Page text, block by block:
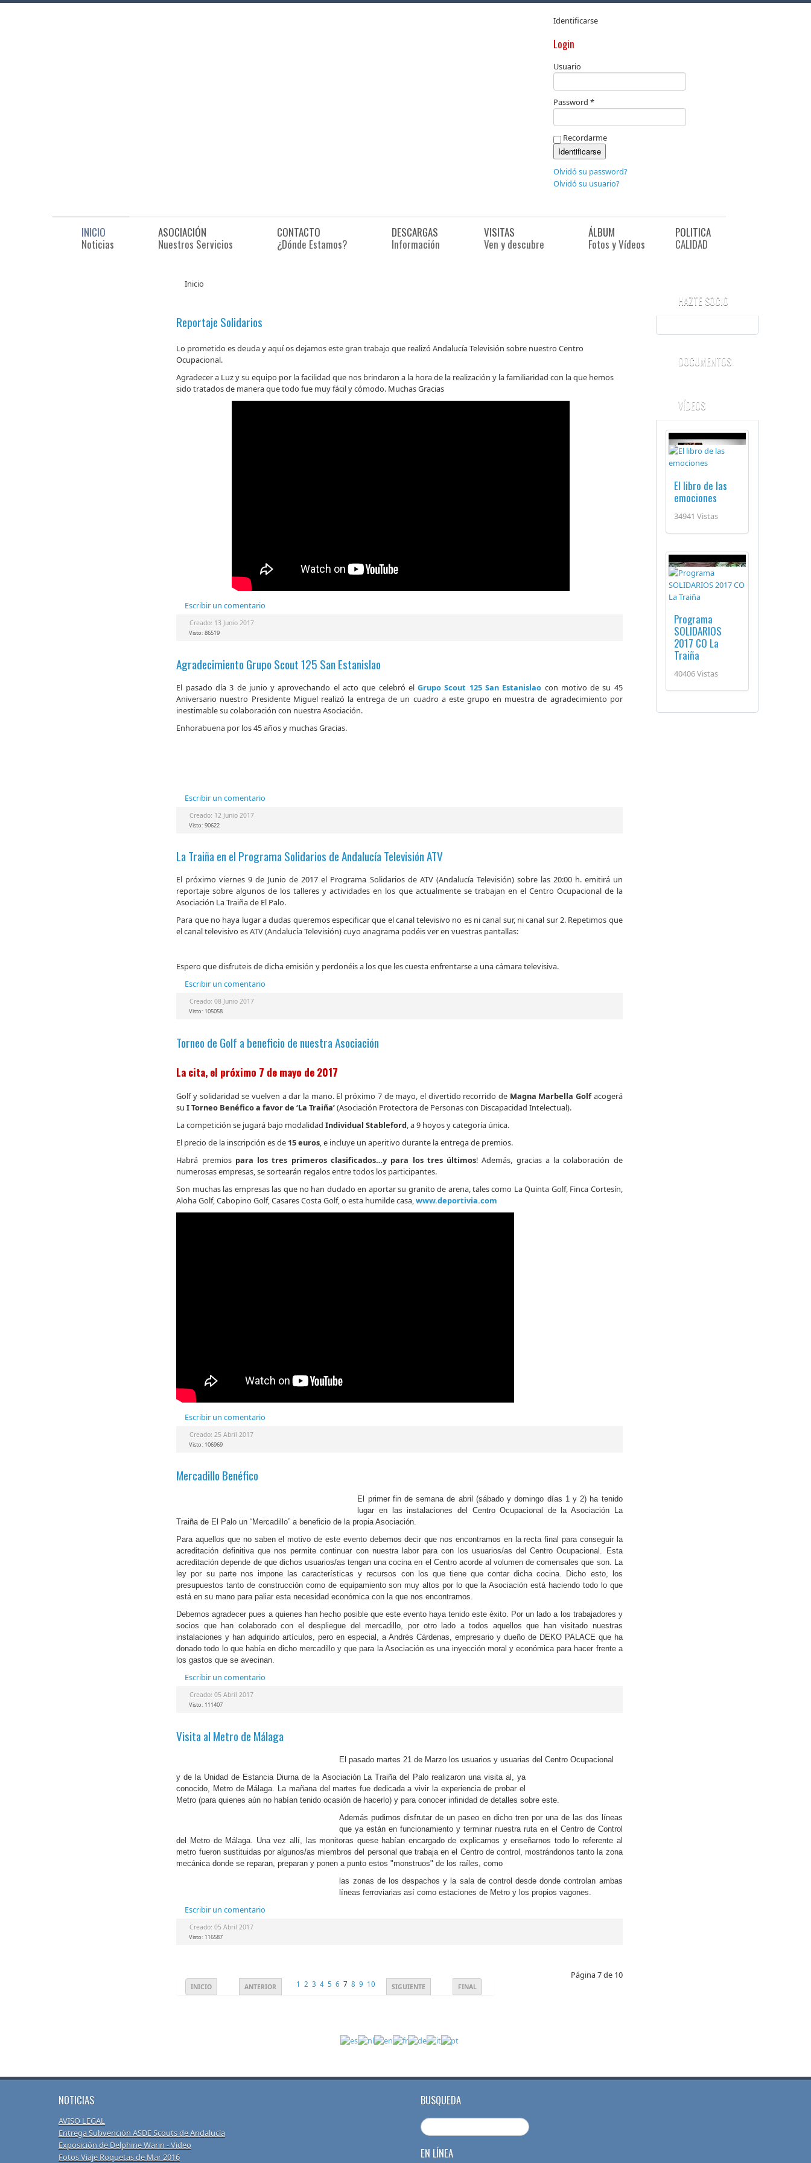
Identificarse
Login
Usuario
Password *
Recordarme
Olvidó su password?
Olvidó su usuario?
INICIO
Noticias
ASOCIACIÓN
Nuestros Servicios
CONTACTO
¿Dónde Estamos?
DESCARGAS
Información
VISITAS
Ven y descubre
ÁLBUM
Fotos y Vídeos
POLITICA
CALIDAD
Inicio
Reportaje Solidarios
Lo prometido es deuda y aquí os dejamos este gran trabajo que realizó Andalucía Televisión sobre nuestro Centro
Ocupacional.
Agradecer a Luz y su equipo por la facilidad que nos brindaron a la hora de la realización y la familiaridad con la que hemos
sido tratados de manera que todo fue muy fácil y cómodo. Muchas Gracias
Escribir un comentario
Creado: 13 Junio 2017
Visto: 86519
Agradecimiento Grupo Scout 125 San Estanislao
El pasado día 3 de junio y aprovechando el acto que celebró elGrupo Scout 125 San Estanislao con motivo de su 45
Aniversario nuestro Presidente Miguel realizó la entrega de un cuadro a este grupo en muestra de agradecimiento por
inestimable su colaboración con nuestra Asociación.
Enhorabuena por los 45 años y muchas Gracias.
Escribir un comentario
Creado: 12 Junio 2017
Visto: 90622
La Traiña en el Programa Solidarios de Andalucía Televisión ATV
El próximo viernes 9 de Junio de 2017 el Programa Solidarios de ATV (Andalucía Televisión) sobre las 20:00 h. emitirá un
reportaje sobre algunos de los talleres y actividades en los que actualmente se trabajan en el Centro Ocupacional de la
Asociación La Traiña de El Palo.
Para que no haya lugar a dudas queremos especificar que el canal televisivo no es ni canal sur, ni canal sur 2. Repetimos que
el canal televisivo es ATV (Andalucía Televisión) cuyo anagrama podéis ver en vuestras pantallas:
Espero que disfruteis de dicha emisión y perdonéis a los que les cuesta enfrentarse a una cámara televisiva.
Escribir un comentario
Creado: 08 Junio 2017
Visto: 105058
Torneo de Golf a beneficio de nuestra Asociación
La cita, el próximo 7 de mayo de 2017
Golf y solidaridad se vuelven a dar la mano. El próximo 7 de mayo, el divertido recorrido de Magna Marbella Golfacogerá
suI Torneo Benéfico a favor de ‘La Traiña’(Asociación Protectora de Personas con Discapacidad Intelectual).
La competición se jugará bajo modalidadIndividual Stableford, a 9 hoyos y categoría única.
El precio de la inscripción es de 15 euros, e incluye un aperitivo durante la entrega de premios.
Habrá premios para los tres primeros clasificados…y para los tres últimos! Además, gracias a la colaboración de
numerosas empresas, se sortearán regalos entre todos los participantes.
Son muchas las empresas las que no han dudado en aportar su granito de arena, tales como La Quinta Golf, Finca Cortesín,
Aloha Golf, Cabopino Golf, Casares Costa Golf, o esta humilde casa,www.deportivia.com
Escribir un comentario
Creado: 25 Abril 2017
Visto: 106969
Mercadillo Benéfico
El primer fin de semana de abril (sábado y domingo días 1 y 2) ha tenido
lugar en las instalaciones del Centro Ocupacional de la Asociación La
Traiña de El Palo un “Mercadillo” a beneficio de la propia Asociación.
Para aquellos que no saben el motivo de este evento debemos decir que nos encontramos en la recta final para conseguir la
acreditación definitiva que nos permite continuar con nuestra labor para con los usuarios/as del Centro Ocupacional. Esta
acreditación depende de que dichos usuarios/as tengan una cocina en el Centro acorde al volumen de comensales que son. La
ley por su parte nos impone las características y recursos con los que tiene que contar dicha cocina. Dicho esto, los
presupuestos tanto de construcción como de equipamiento son muy altos por lo que la Asociación está haciendo todo lo que
está en su mano para paliar esta necesidad económica con la que nos encontramos.
Debemos agradecer pues a quienes han hecho posible que este evento haya tenido este éxito. Por un lado a los trabajadores y
socios que han colaborado con el despliegue del mercadillo, por otro lado a todos aquellos que han visitado nuestras
instalaciones y han adquirido artículos, pero en especial, a Andrés Cárdenas, empresario y dueño de DEKO PALACE que ha
donado todo lo que había en dicho mercadillo y que para la Asociación es una inyección moral y económica para hacer frente a
los gastos que se avecinan.
Escribir un comentario
Creado: 05 Abril 2017
Visto: 111407
Visita al Metro de Málaga
El pasado martes 21 de Marzo los usuarios y usuarias del Centro Ocupacional
yde la Unidad de Estancia Diurna de la Asociación La Traiña del Palo realizaron una visita al, ya
conocido, Metro de Málaga. La mañana del martes fue dedicada a vivir la experiencia de probar el
Metro (para quienes aún no habían tenido ocasiónde hacerlo) y para conocer infinidad de detallessobreeste.
Además pudimos disfrutar de un paseo en dicho tren por una de las dos líneas
que ya están en funcionamiento y terminar nuestra ruta en el Centro de Control
del Metro de Málaga. Una vez allí, las monitoras quese habían encargado de explicarnos y enseñarnos todo lo referente al
metro fueron sustituidas por algunos/as miembros del personal que trabaja en el Centro de control, mostrándonos tanto la zona
mecánica donde se reparan, preparan y ponen a punto estos "monstruos" de los raíles, como
las zonas de los despachos y la sala de control desde donde controlan ambas
líneas ferroviarias así como estaciones de Metro y los propios vagones.
Escribir un comentario
Creado: 05 Abril 2017
Visto: 116587
Página 7 de 10
INICIO ANTERIOR 1 2 3 4 5 6 7 8 9 10 SIGUIENTE FINAL
HAZTE SOCIO
DOCUMENTOS
VÍDEOS
El libro de las
emociones
34941 Vistas
Programa
SOLIDARIOS
2017 CO La
Traiña
40406 Vistas
NOTICIAS
AVISO LEGAL
Entrega Subvención ASDE Scouts de Andalucía
Exposición de Delphine Warin - Video
Fotos Viaje Roquetas de Mar 2016
BUSQUEDA
EN LÍNEA